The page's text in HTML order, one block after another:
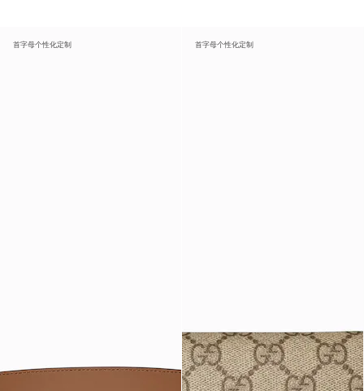
首字母个性化定制 首字母个性化定制